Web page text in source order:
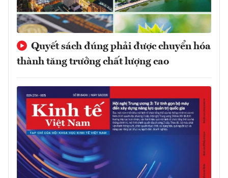
Quyết sách đúng phải được chuyển hóa
thành tăng trưởng chất lượng cao